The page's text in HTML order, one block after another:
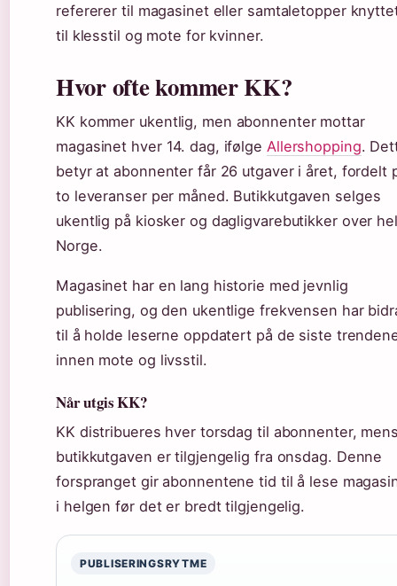
refererer til magasinet eller samtaletopper
til klesstil og mote for kvinner.
Hvor ofte kommer KK?
KK kommer ukentlig, men abonnenter mottar
magasinet hver 14. dag, ifølge Allershopping.
betyr at abonnenter får 26 utgaver i året, fordelt
to leveranser per måned. Butikkutgaven selges
ukentlig på kiosker og dagligvarebutikker over
Norge.
Magasinet har en lang historie med jevnlig
publisering, og den ukentlige frekvensen har
til å holde leserne oppdatert på de siste
innen mote og livsstil.
Når utgis KK?
KK distribueres hver torsdag til abonnenter,
butikkutgaven er tilgjengelig fra onsdag. Denne
forspranget gir abonnentene tid til å lese
i helgen før det er bredt tilgjengelig.
PUBLISERINGSRYTME